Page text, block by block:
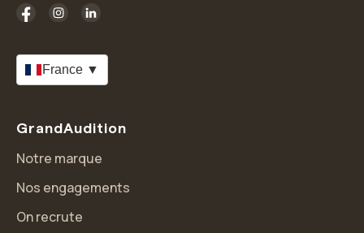
France ▼
GrandAudition
Notre marque
Nos engagements
On recrute